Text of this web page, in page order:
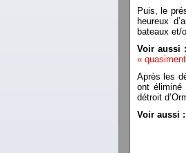
Puis, le
heureux
bateaux et/
Voir aussi :
«
Après les
ont éliminé
détroit
Voir aussi :